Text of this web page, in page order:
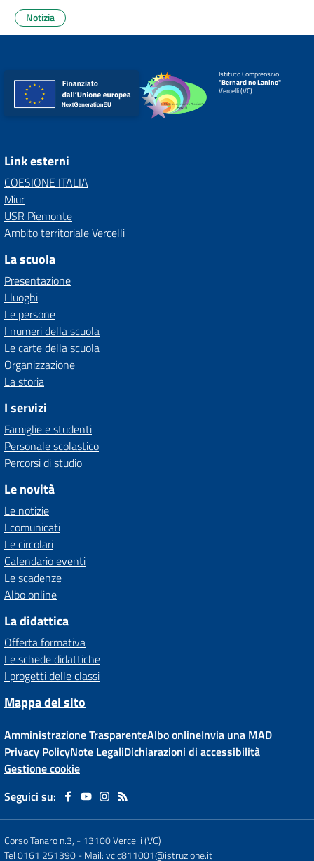
Notizia
Istituto Comprensivo
"Bernardino Lanino"
Vercelli (VC)
Link esterni
COESIONE ITALIA
Miur
USR Piemonte
Ambito territoriale Vercelli
La scuola
Presentazione
I luoghi
Le persone
I numeri della scuola
Le carte della scuola
Organizzazione
La storia
I servizi
Famiglie e studenti
Personale scolastico
Percorsi di studio
Le novità
Le notizie
I comunicati
Le circolari
Calendario eventi
Le scadenze
Albo online
La didattica
Offerta formativa
Le schede didattiche
I progetti delle classi
Mappa del sito
Amministrazione TrasparenteAlbo onlineInvia una MAD
Privacy PolicyNote LegaliDichiarazioni di accessibilità
Gestione cookie
Seguici su:
Corso Tanaro n.3, -13100 Vercelli (VC)
Tel 0161 251390- Mail:vcic811001@istruzione.it